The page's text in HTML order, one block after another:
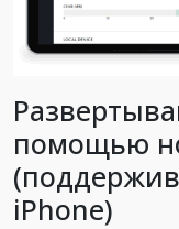
помощью
iPhone)